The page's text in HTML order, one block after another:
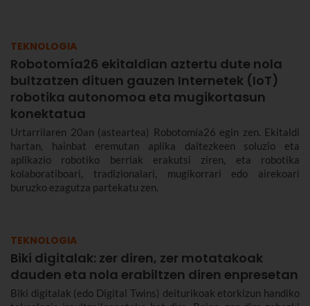
TEKNOLOGIA
Robotomía26 ekitaldian aztertu dute nola
bultzatzen dituen gauzen Internetek (IoT)
robotika autonomoa eta mugikortasun
konektatua
Urtarrilaren 20an (asteartea) Robotomía26 egin zen. Ekitaldi
hartan, hainbat eremutan aplika daitezkeen soluzio eta
aplikazio robotiko berriak erakutsi ziren, eta robotika
kolaboratiboari, tradizionalari, mugikorrari edo airekoari
buruzko ezagutza partekatu zen.
TEKNOLOGIA
Biki digitalak: zer diren, zer motatakoak
dauden eta nola erabiltzen diren enpresetan
Biki digitalak (edo Digital Twins) deiturikoak etorkizun handiko